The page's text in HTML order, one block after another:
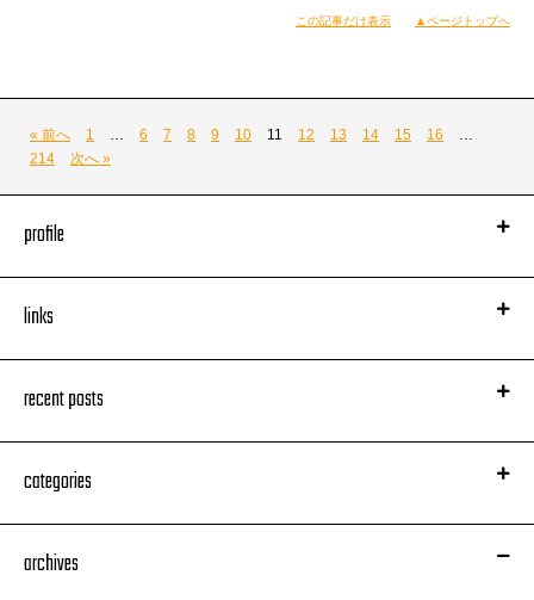
久々にいつものスタジオへ。
んで、
Miss Monday × マボロシ曲
さらに、その名古屋から帰ってきたら
取材もろもろに直行せねばならぬ
年末ハード・ワーキンDJ JIN。
ブログも頑張りたい…。
でわ、行ってきまーす！
【DJ JIN】
この記事だけ表示 ▲ページトップへ
« 前へ 1 6 7 8 9 10 11 12 13 14 15 16
214
次へ »
profile
links
recent posts
categories
archives